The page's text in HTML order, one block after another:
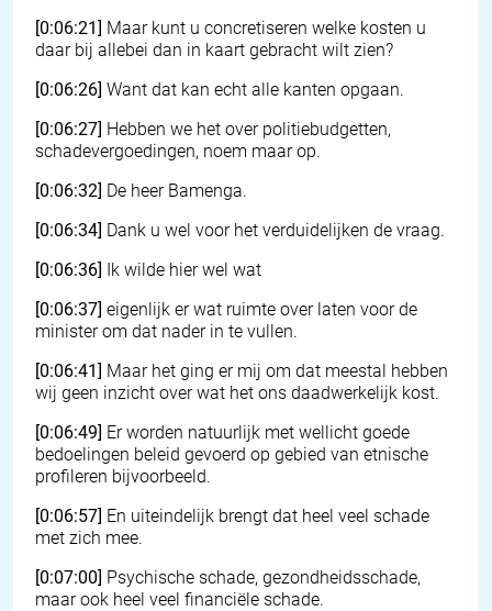
[0:06:21] Maar kunt u concretiseren welke kosten u
daar bij allebei dan in kaart gebracht wilt zien?
[0:06:26] Want dat kan echt alle kanten opgaan.
[0:06:27] Hebben we het over politiebudgetten,
schadevergoedingen, noem maar op.
[0:06:32] De heer Bamenga.
[0:06:34] Dank u wel voor het verduidelijken de vraag.
[0:06:36] Ik wilde hier wel wat
[0:06:37] eigenlijk er wat ruimte over laten voor de
minister om dat nader in te vullen.
[0:06:41] Maar het ging er mij om dat meestal hebben
wij geen inzicht over wat het ons daadwerkelijk kost.
[0:06:49] Er worden natuurlijk met wellicht goede
bedoelingen beleid gevoerd op gebied van etnische
profileren bijvoorbeeld.
[0:06:57] En uiteindelijk brengt dat heel veel schade
met zich mee.
[0:07:00] Psychische schade, gezondheidsschade,
maar ook heel veel financiële schade.